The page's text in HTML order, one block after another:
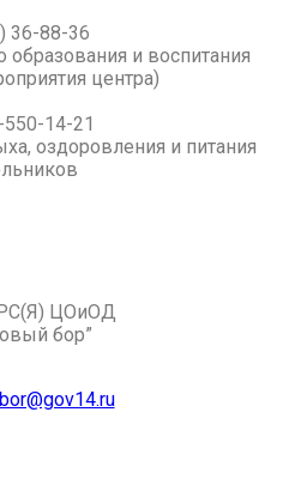
36-88-36
образования и воспитания
центра)
14-21
оздоровления и питания
ЦОиОД
бор”